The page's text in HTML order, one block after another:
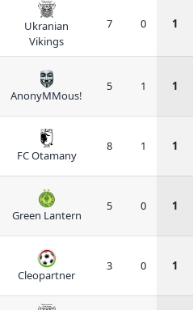
Ukranian
Vikings
7 0 1
AnonyMMous!
5 1 1
FC Otamany
8 1 1
Green Lantern
5 0 1
Cleopartner
3 0 1